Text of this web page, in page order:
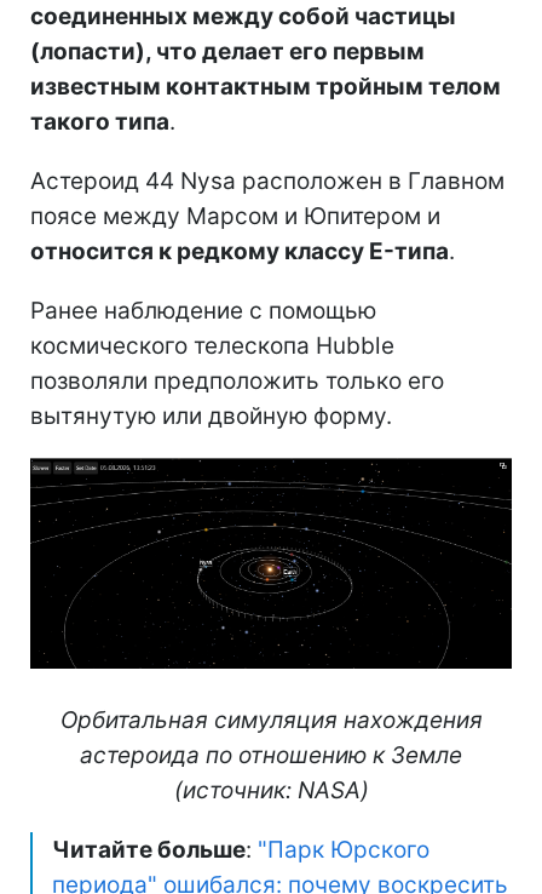
соединенных между собой частицы
(лопасти), что делает его первым
известным контактным тройным телом
такого типа.
Астероид 44 Nysa расположен в Главном
поясе между Марсом и Юпитером и
относится к редкому классу E-типа.
Ранее наблюдение с помощью
космического телескопа Hubble
позволяли предположить только его
вытянутую или двойную форму.
Орбитальная симуляция нахождения
астероида по отношению к Земле
(источник: NASA)
Читайте больше: "Парк Юрского
периода" ошибался: почему воскресить